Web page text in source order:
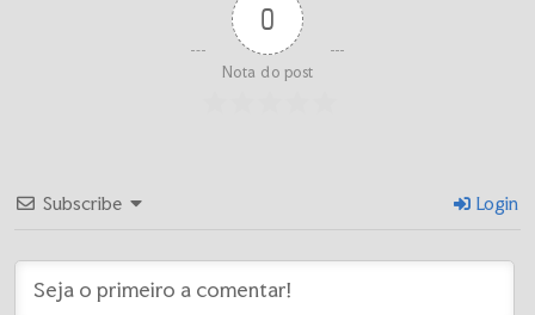
0
Nota do post
Subscribe Login